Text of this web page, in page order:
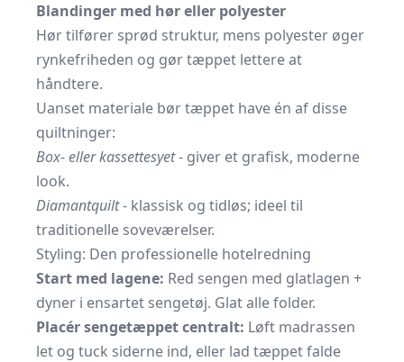
Blandinger med hør eller polyester
Hør tilfører sprød struktur, mens polyester øger
rynkefriheden og gør tæppet lettere at
håndtere.
Uanset materiale bør tæppet have én af disse
quiltninger:
Box- eller kassettesyet- giver et grafisk, moderne
look.
Diamantquilt- klassisk og tidløs; ideel til
traditionelle soveværelser.
Styling: Den professionelle hotelredning
Start med lagene: Red sengen med glatlagen +
dyner i ensartet sengetøj. Glat alle folder.
Placér sengetæppet centralt: Løft madrassen
let og tuck siderne ind, eller lad tæppet falde